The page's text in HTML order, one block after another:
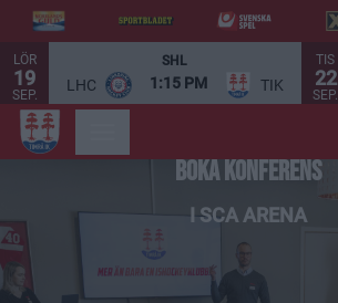
LÖR
19
SEP.
SHL
LHC 1:15 PM TIK
TIS
22
SEP.
BOKA KONFERENS
I SCA ARENA